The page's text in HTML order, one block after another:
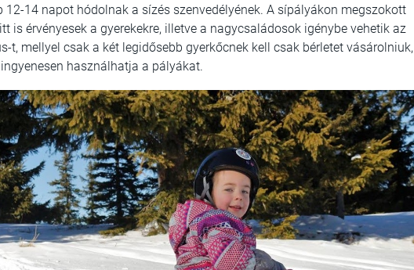
12-14 napot hódolnak a sízés szenvedélyének. A sípályákon megszokott
is érvényesek a gyerekekre, illetve a nagycsaládosok igénybe vehetik az
t, mellyel csak a két legidősebb gyerkőcnek kell csak bérletet vásárolniuk,
használhatja a pályákat.